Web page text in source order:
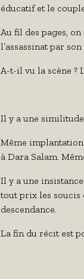
éducatif et le
Au fil des pages,
l’assassinat par
A-t-il vu la scène ?
Il y a une
Même implantation
à Dara Salam.
Il y a une
tout prix les soucis
descendance.
La fin du récit est